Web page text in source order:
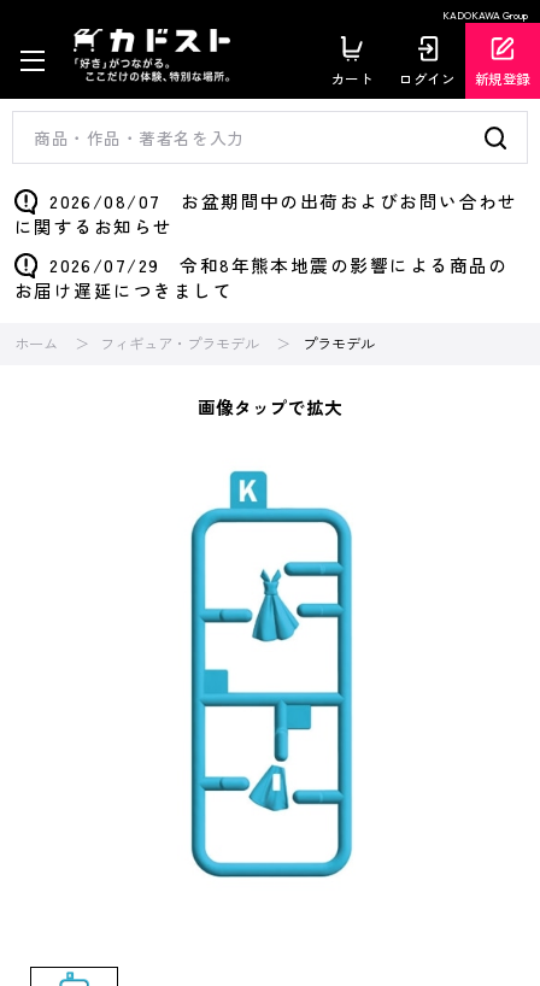
KADOKAWA Group
カート ログイン 新規登録
2026/08/07 お盆期間中の出荷およびお問い合わせ
に関するお知らせ
2026/07/29 令和8年熊本地震の影響による商品の
お届け遅延につきまして
ホーム フィギュア・プラモデル プラモデル
画像タップで拡大